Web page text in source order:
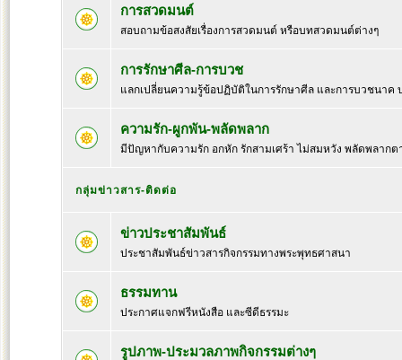
การสวดมนต์
สอบถามข้อสงสัยเรื่องการสวดมนต์ หรือบทสวดมนต์ต่างๆ
การรักษาศีล-การบวช
แลกเปลี่ยนความรู้ข้อปฏิบัติในการรักษาศีล และการบวชนา
ความรัก-ผูกพัน-พลัดพลาก
มีปัญหากับความรัก อกหัก รักสามเศร้า ไม่สมหวัง พลัดพลาก
กลุ่มข่าวสาร-ติดต่อ
ข่าวประชาสัมพันธ์
ประชาสัมพันธ์ข่าวสารกิจกรรมทางพระพุทธศาสนา
ธรรมทาน
ประกาศแจกฟรีหนังสือ และซีดีธรรมะ
รูปภาพ-ประมวลภาพกิจกรรมต่างๆ